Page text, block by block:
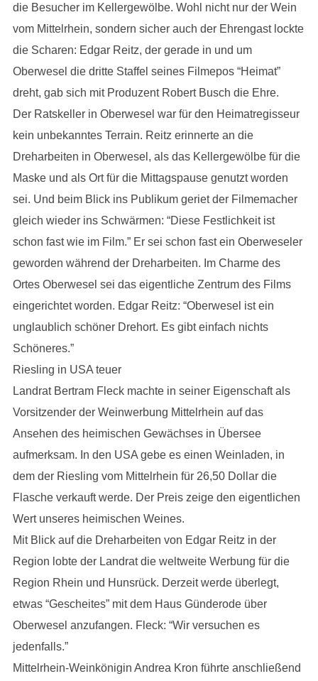
die Besucher im Kellergewölbe. Wohl nicht nur der Wein
vom Mittelrhein, sondern sicher auch der Ehrengast lockte
die Scharen: Edgar Reitz, der gerade in und um
Oberwesel die dritte Staffel seines Filmepos “Heimat”
dreht, gab sich mit Produzent Robert Busch die Ehre.
Der Ratskeller in Oberwesel war für den Heimatregisseur
kein unbekanntes Terrain. Reitz erinnerte an die
Dreharbeiten in Oberwesel, als das Kellergewölbe für die
Maske und als Ort für die Mittagspause genutzt worden
sei. Und beim Blick ins Publikum geriet der Filmemacher
gleich wieder ins Schwärmen: “Diese Festlichkeit ist
schon fast wie im Film.” Er sei schon fast ein Oberweseler
geworden während der Dreharbeiten. Im Charme des
Ortes Oberwesel sei das eigentliche Zentrum des Films
eingerichtet worden. Edgar Reitz: “Oberwesel ist ein
unglaublich schöner Drehort. Es gibt einfach nichts
Schöneres.”
Riesling in USA teuer
Landrat Bertram Fleck machte in seiner Eigenschaft als
Vorsitzender der Weinwerbung Mittelrhein auf das
Ansehen des heimischen Gewächses in Übersee
aufmerksam. In den USA gebe es einen Weinladen, in
dem der Riesling vom Mittelrhein für 26,50 Dollar die
Flasche verkauft werde. Der Preis zeige den eigentlichen
Wert unseres heimischen Weines.
Mit Blick auf die Dreharbeiten von Edgar Reitz in der
Region lobte der Landrat die weltweite Werbung für die
Region Rhein und Hunsrück. Derzeit werde überlegt,
etwas “Gescheites” mit dem Haus Günderode über
Oberwesel anzufangen. Fleck: “Wir versuchen es
jedenfalls.”
Mittelrhein-Weinkönigin Andrea Kron führte anschließend